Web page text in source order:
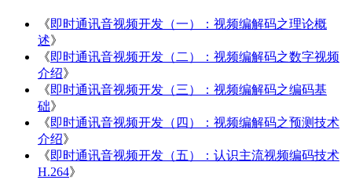
《即时通讯音视频开发（一）：视频编解码之理论概
述》
《即时通讯音视频开发（二）：视频编解码之数字视频
介绍》
《即时通讯音视频开发（三）：视频编解码之编码基
础》
《即时通讯音视频开发（四）：视频编解码之预测技术
介绍》
《即时通讯音视频开发（五）：认识主流视频编码技术
H.264》